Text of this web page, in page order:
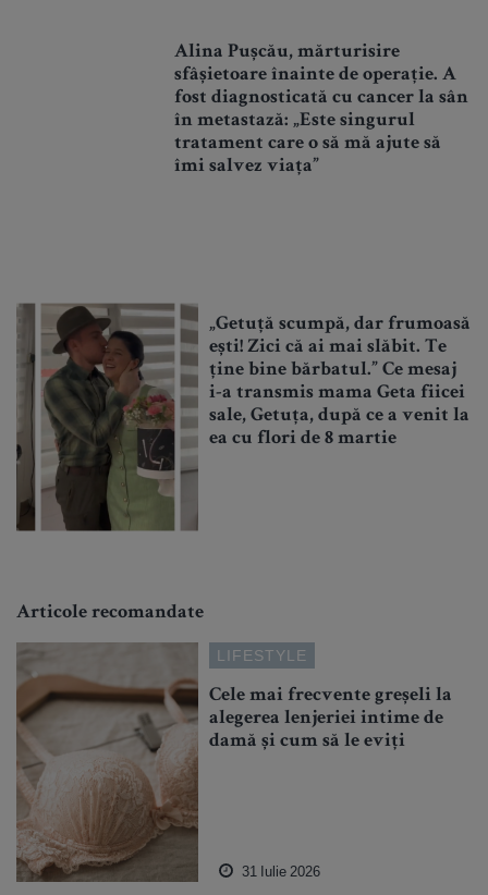
Alina Pușcău, mărturisire
sfâșietoare înainte de operație. A
fost diagnosticată cu cancer la sân
în metastază: „Este singurul
tratament care o să mă ajute să
îmi salvez viața”
„Getuță scumpă, dar frumoasă
ești! Zici că ai mai slăbit. Te
ține bine bărbatul.” Ce mesaj
i-a transmis mama Geta fiicei
sale, Getuța, după ce a venit la
ea cu flori de 8 martie
Articole recomandate
LIFESTYLE
Cele mai frecvente greșeli la
alegerea lenjeriei intime de
damă și cum să le eviți
31 Iulie 2026